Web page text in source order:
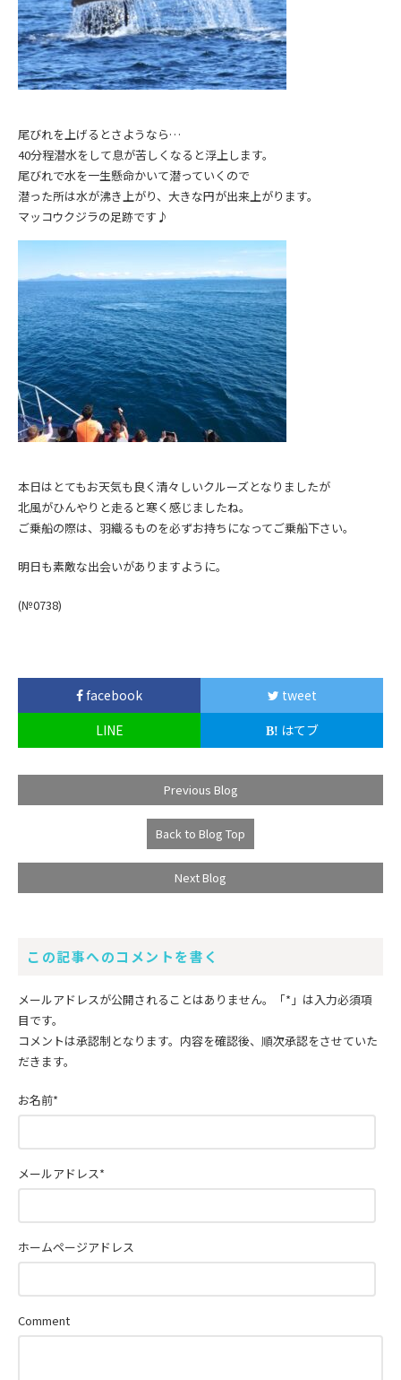
尾びれを上げるとさようなら…
40分程潜水をして息が苦しくなると浮上します。
尾びれで水を一生懸命かいて潜っていくので
潜った所は水が沸き上がり、大きな円が出来上がります。
マッコウクジラの足跡です♪
本日はとてもお天気も良く清々しいクルーズとなりましたが
北風がひんやりと走ると寒く感じましたね。
ご乗船の際は、羽織るものを必ずお持ちになってご乗船下さい。
明日も素敵な出会いがありますように。
(№0738)
facebook
tweet
LINE
はてブ
Previous Blog
Back to Blog Top
Next Blog
この記事へのコメントを書く
メールアドレスが公開されることはありません。 「*」 は入力必須項
目です。
コメントは承認制となります。内容を確認後、順次承認をさせていた
だきます。
Comment
お名前*
メールアドレス*
ホームページアドレス